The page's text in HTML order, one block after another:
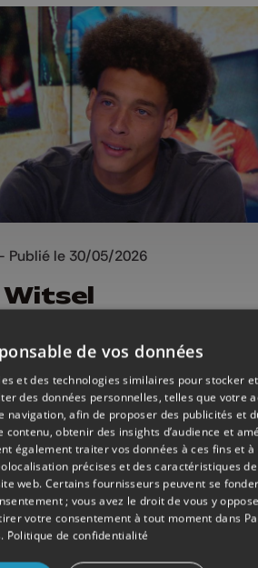
- Publié le 30/05/2026
de vos données
et des technologies similaires pour stocker
des données personnelles, telles que votre
navigation, afin de proposer des publicités et
obtenir des insights d’audience et
également traiter vos données à ces fins et à
précises et des caractéristiques de
web. Certains fournisseurs peuvent se
; vous avez le droit de vous y
votre consentement à tout moment dans
. Politique de confidentialité